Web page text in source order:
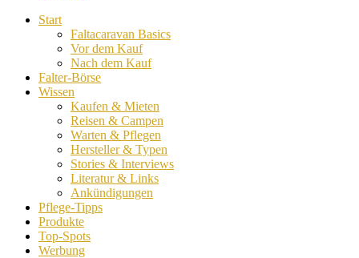
Start
Faltacaravan Basics
Vor dem Kauf
Nach dem Kauf
Falter-Börse
Wissen
Kaufen & Mieten
Reisen & Campen
Warten & Pflegen
Hersteller & Typen
Stories & Interviews
Literatur & Links
Ankündigungen
Pflege-Tipps
Produkte
Top-Spots
Werbung